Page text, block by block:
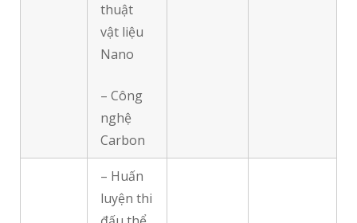
thuật
vật liệu
Nano
– Công
nghệ
Carbon
– Huấn
luyện thi